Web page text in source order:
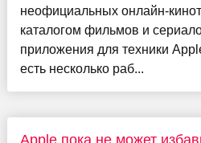
неофициальных онлайн-
каталогом фильмов и
приложения для техники
есть несколько раб...